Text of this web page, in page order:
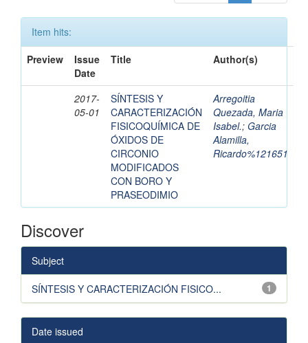
Item hits:
Preview
Issue
Date
Title Author(s)
2017-
05-01
SÍNTESIS Y
CARACTERIZACIÓN
FISICOQUÍMICA DE
ÓXIDOS DE
CIRCONIO
MODIFICADOS
CON BORO Y
PRASEODIMIO
Arregoitia
Quezada, Maria
Isabel.; Garcia
Alamilla,
Ricardo%121651
Discover
Subject
1
SÍNTESIS Y CARACTERIZACIÓN FISICO...
Date issued